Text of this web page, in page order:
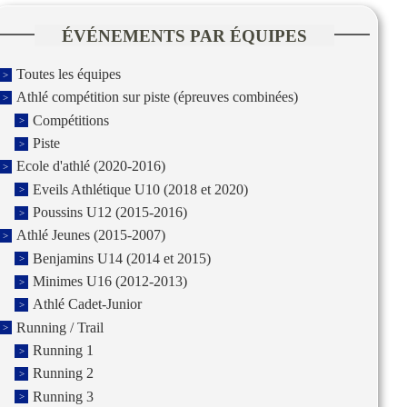
ÉVÉNEMENTS PAR ÉQUIPES
Toutes les équipes
Athlé compétition sur piste (épreuves combinées)
Compétitions
Piste
Ecole d'athlé (2020-2016)
Eveils Athlétique U10 (2018 et 2020)
Poussins U12 (2015-2016)
Athlé Jeunes (2015-2007)
Benjamins U14 (2014 et 2015)
Minimes U16 (2012-2013)
Athlé Cadet-Junior
Running / Trail
Running 1
Running 2
Running 3